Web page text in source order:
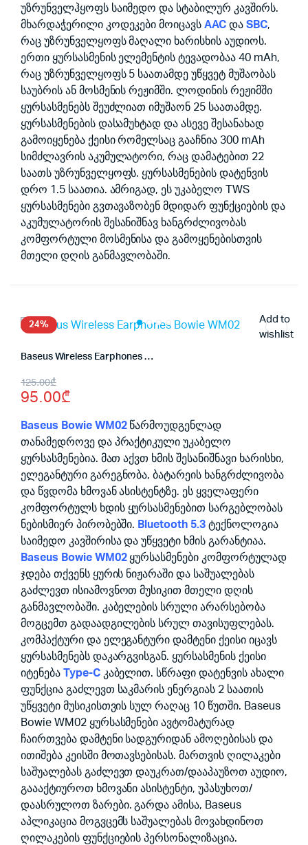
უზრუნველჰყოფს საიმედო და სტაბილურ კავშირს.
მხარდაჭერილი კოდეკები მოიცავსAAC და SBC,
რაც უზრუნველყოფს მაღალი ხარისხის აუდიოს.
ერთი ყურსასმენის ელემენტის ტევადობაა 40 mAh,
რაც უზრუნველყოფს 5 საათამდე უწყვეტ მუშაობას
საუბრის ან მოსმენის რეჟიმში. ლოდინის რეჟიმში
ყურსასმენებს შეუძლიათ იმუშაონ 25 საათამდე.
ყურსასმენების დასამუხტად და ასევე შესანახად
გამოიყენება ქეისი რომელსაც გააჩნია 300 mAh
სიმძლავრის აკუმულატორი, რაც დამატებით 22
საათს უზრუნველყოფს. ყურსასმენების დატენვის
დრო 1.5 საათია. ამრიგად, ეს უკაბელო TWS
ყურსასმენები გვთავაზობენ მდიდარ ფუნქციების და
აკუმულატორის შესანიშნავ ხანგრძლივობას
კომფორტული მოსმენისა და გამოყენებისთვის
მთელი დღის განმავლობაში.
24%
Add to
wishlist
Baseus Wireless Earphones Bowie WM02
125.00₾
Original
price
was:
125.00₾.
95.00₾
Current
price
is:
95.00₾.
Baseus Bowie WM02წარმოუდგენლად
თანამედროვე და პრაქტიკული უკაბელო
ყურსასმენებია. მათ აქვთ ხმის შესანიშნავი ხარისხი,
ელეგანტური გარეგნობა, ბატარეის ხანგრძლივობა
და წვდომა ხმოვან ასისტენტზე. ეს ყველაფერი
კომფორტულს ხდის ყურსასმენებით სარგებლობას
ნებისმიერ პირობებში. Bluetooth 5.3 ტექნოლოგია
საიმედო კავშირისა და უწყვეტი ხმის გარანტიაა.
Baseus Bowie WM02ყურსასმენები კომფორტულად
ჯდება თქვენს ყურის ნიჟარაში და საშუალებას
გაძლევთ ისიამოვნოთ მუსიკით მთელი დღის
განმავლობაში. კაბელების სრული არარსებობა
მოგცემთ გადაადგილების სრულ თავისუფლებას.
კომპაქტური და ელეგანტური დამტენი ქეისი იცავს
ყურსასმენებს დაკარგვისგან. ყურსასმენის ქეისი
იტენება Type-C კაბელით. სწრაფი დატენვის ახალი
ფუნქცია გაძლევთ საკმარის ენერგიას 2 საათის
უწყვეტი მუსიკისთვის სულ რაღაც 10 წუთში. Baseus
Bowie WM02 ყურსასმენები ავტომატურად
ჩაირთვება დამტენი სადგურიდან ამოღებისას და
ითიშება კეისში მოთავსებისას. მართვის ღილაკები
საშუალებას გაძლევთ დაუკრათ/დააპაუზოთ აუდიო,
გაააქტიუროთ ხმოვანი ასისტენტი, უპასუხოთ/
დაასრულოთ ზარები. გარდა ამისა, Baseus
აპლიკაცია მოგვცემს საშუალებას მოვახდინოთ
ღილაკების ფუნქციების პერსონალიზაცია.